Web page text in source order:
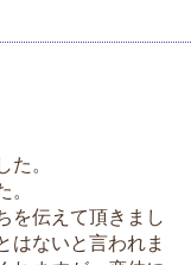
。
伝えて頂きまし
はないと言われま